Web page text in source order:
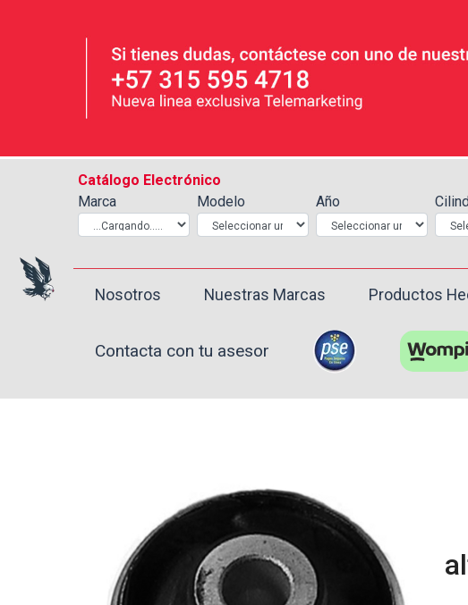
Catálogo Electrónico
Marca
Modelo Año
Nosotros Nuestras Marcas Productos
Contacta con tu asesor